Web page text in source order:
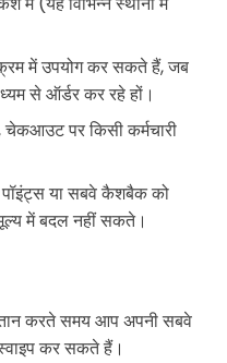
में उपयोग कर सकते हैं, जब
से ऑर्डर कर रहे हों।
चेकआउट पर किसी कर्मचारी
या सबवे कैशबैक को
में बदल नहीं सकते।
करते समय आप अपनी सबवे
स्वाइप कर सकते हैं।